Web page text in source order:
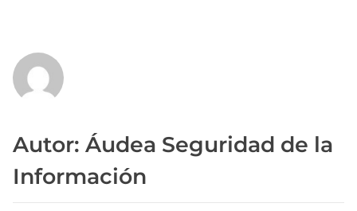
Autor: Áudea Seguridad de la
Información